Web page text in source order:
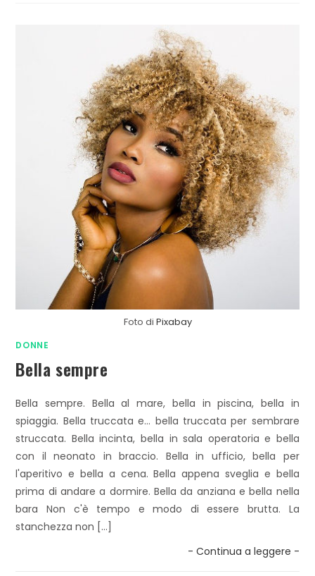
Foto di Pixabay
DONNE
Bella sempre
Bella sempre. Bella al mare, bella in piscina, bella in
spiaggia. Bella truccata e... bella truccata per sembrare
struccata. Bella incinta, bella in sala operatoria e bella
con il neonato in braccio. Bella in ufficio, bella per
l'aperitivo e bella a cena. Bella appena sveglia e bella
prima di andare a dormire. Bella da anziana e bella nella
bara Non c'è tempo e modo di essere brutta. La
stanchezza non […]
- Continua a leggere -